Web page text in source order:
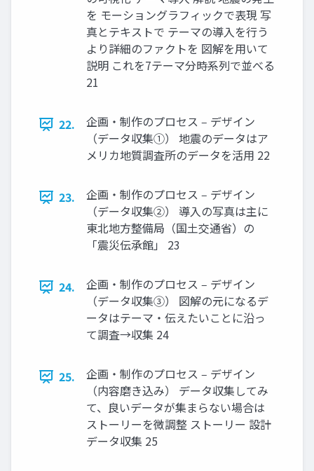
を モーショングラフィックで表現 写
真とテキストで テーマの導⼊を⾏う
より詳細のファクトを 図解を⽤いて
説明 これを7テーマ分時系列で並べる
21
22.
企画・制作のプロセス ‒ デザイン
（データ収集①） 地震のデータはア
メリカ地質調査所のデータを活⽤ 22
23.
企画・制作のプロセス ‒ デザイン
（データ収集②） 導⼊の写真は主に
東北地⽅整備局（国⼟交通省）の
「震災伝承館」 23
24.
企画・制作のプロセス ‒ デザイン
（データ収集③） 図解の元になるデ
ータはテーマ・伝えたいことに沿っ
て調査→収集 24
25.
企画・制作のプロセス ‒ デザイン
（内容磨き込み） データ収集してみ
て、良いデータが集まらない場合は
ストーリーを微調整 ストーリー 設計
データ収集 25